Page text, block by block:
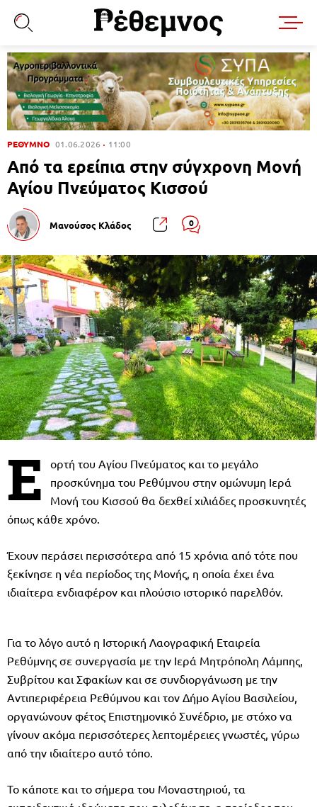
ΡΕΘΥΜΝΟ 01.06.2026 11:00
Από τα ερείπια στην σύγχρονη Μονή
Αγίου Πνεύματος Κισσού
Μανούσος Κλάδος 0
Ε
ορτή του Αγίου Πνεύματος και το μεγάλο
προσκύνημα του Ρεθύμνου στην ομώνυμη Ιερά
Μονή του Κισσού θα δεχθεί χιλιάδες προσκυνητές
όπως κάθε χρόνο.
Έχουν περάσει περισσότερα από 15 χρόνια από τότε που
ξεκίνησε η νέα περίοδος της Μονής, η οποία έχει ένα
ιδιαίτερα ενδιαφέρον και πλούσιο ιστορικό παρελθόν.
Για το λόγο αυτό η Ιστορική Λαογραφική Εταιρεία
Ρεθύμνης σε συνεργασία με την Ιερά Μητρόπολη Λάμπης,
Συβρίτου και Σφακίων και σε συνδιοργάνωση με την
Αντιπεριφέρεια Ρεθύμνου και τον Δήμο Αγίου Βασιλείου,
οργανώνουν φέτος Επιστημονικό Συνέδριο, με στόχο να
γίνουν ακόμα περισσότερες λεπτομέρειες γνωστές, γύρω
από την ιδιαίτερο αυτό τόπο.
Το κάποτε και το σήμερα του Μοναστηριού, τα